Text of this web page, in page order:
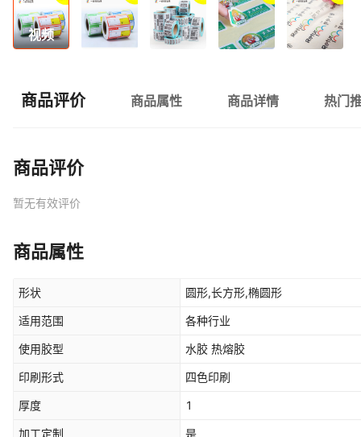
视频
商品评价 商品属性 商品详情 热门
商品评价
暂无有效评价
商品属性
形状 圆形,长方形,椭圆形
适用范围 各种行业
使用胶型 水胶 热熔胶
印刷形式 四色印刷
厚度 1
加工定制 是